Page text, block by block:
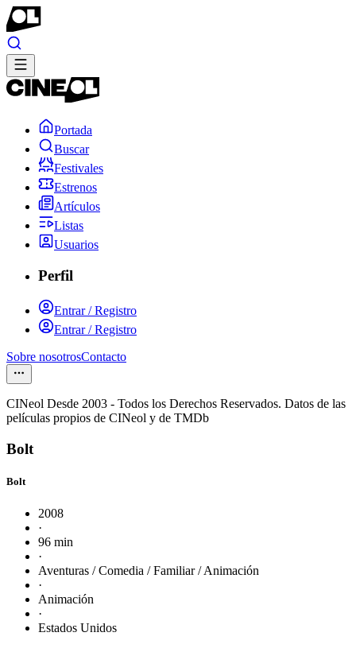
Portada
Buscar
Festivales
Estrenos
Artículos
Listas
Usuarios
Perfil
Entrar / Registro
Entrar / Registro
Sobre nosotrosContacto
CINeol Desde 2003 - Todos los Derechos Reservados. Datos de las
películas propios de CINeol y de TMDb
Bolt
Bolt
2008
·
96 min
·
Aventuras / Comedia / Familiar / Animación
·
Animación
·
Estados Unidos